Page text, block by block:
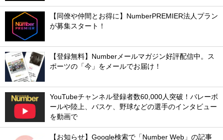
【同僚や仲間とお得に】NumberPREMIER法人プラン
が募集スタート！
【登録無料】Numberメールマガジン好評配信中。ス
ポーツの「今」をメールでお届け！
YouTubeチャンネル登録者数60,000人突破！バレーボ
ールや陸上、バスケ、野球などの選手のインタビュー
を動画で
【お知らせ】Google検索で「Number Web」の記事